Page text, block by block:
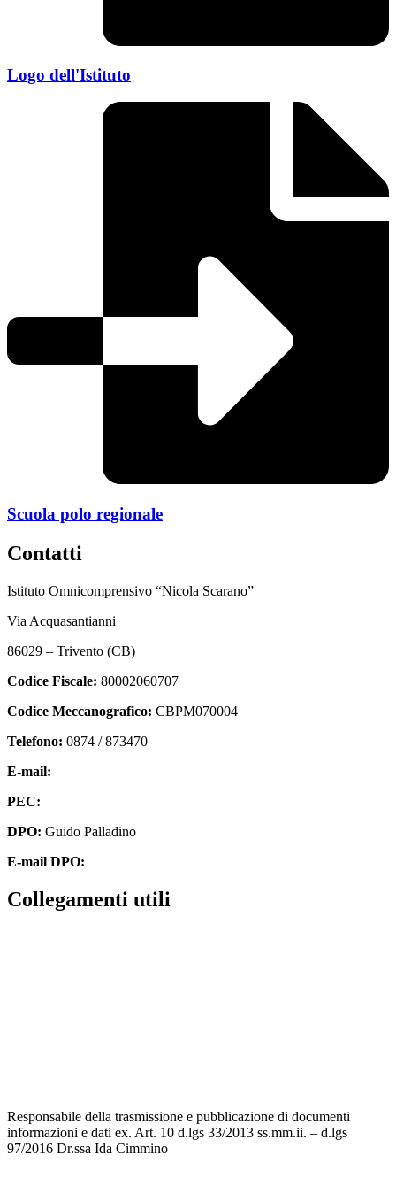
Logo dell'Istituto
Scuola polo regionale
Contatti
Istituto Omnicomprensivo “Nicola Scarano”
Via Acquasantianni
86029 – Trivento (CB)
Codice Fiscale: 80002060707
Codice Meccanografico: CBPM070004
Telefono: 0874 / 873470
E-mail:
PEC:
DPO: Guido Palladino
E-mail DPO:
Collegamenti utili
Responsabile della trasmissione e pubblicazione di documenti
informazioni e dati ex. Art. 10 d.lgs 33/2013 ss.mm.ii. – d.lgs
97/2016 Dr.ssa Ida Cimmino